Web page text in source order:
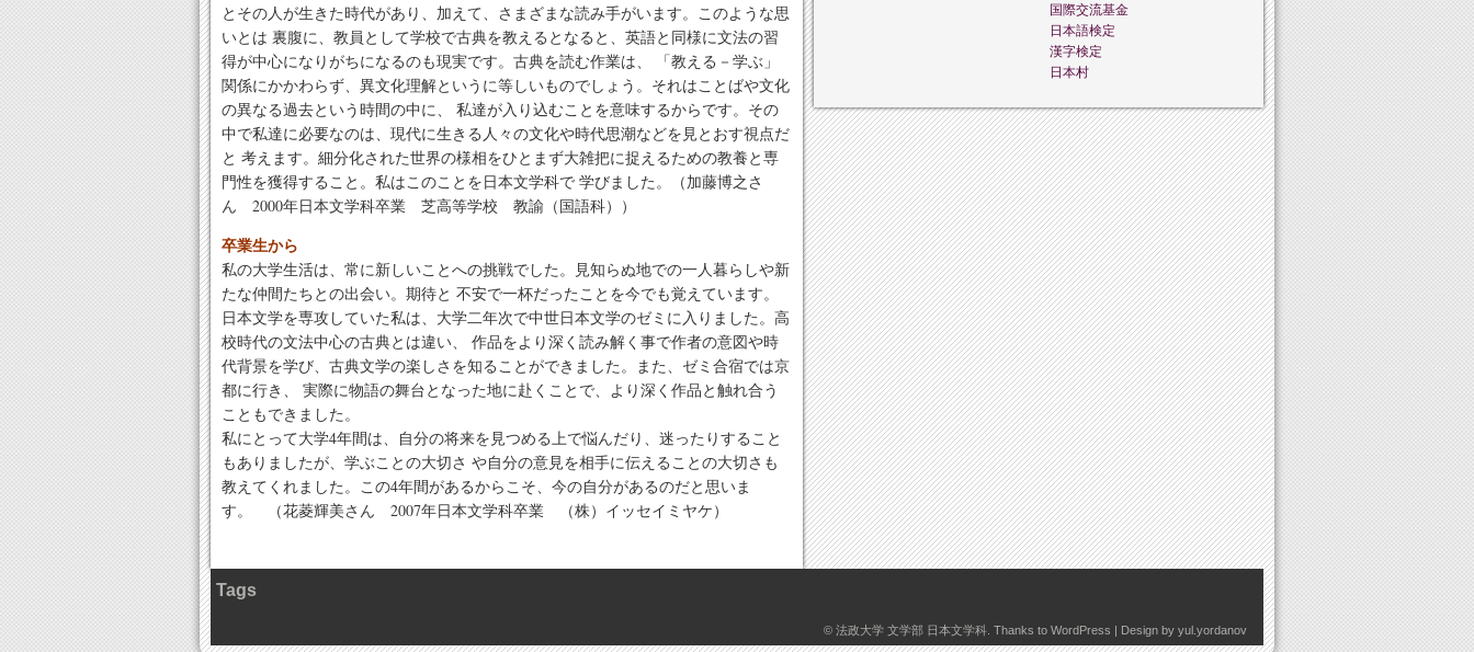
とその人が生きた時代があり、加えて、さまざまな読み手がいます。このような思
いとは 裏腹に、教員として学校で古典を教えるとなると、英語と同様に文法の習
得が中心になりがちになるのも現実です。古典を読む作業は、 「教える－学ぶ」
関係にかかわらず、異文化理解というに等しいものでしょう。それはことばや文化
の異なる過去という時間の中に、 私達が入り込むことを意味するからです。その
中で私達に必要なのは、現代に生きる人々の文化や時代思潮などを見とおす視点だ
と 考えます。細分化された世界の様相をひとまず大雑把に捉えるための教養と専
門性を獲得すること。私はこのことを日本文学科で 学びました。（加藤博之さ
ん 2000年日本文学科卒業 芝高等学校 教諭（国語科））
卒業生から
私の大学生活は、常に新しいことへの挑戦でした。見知らぬ地での一人暮らしや新
たな仲間たちとの出会い。期待と 不安で一杯だったことを今でも覚えています。
日本文学を専攻していた私は、大学二年次で中世日本文学のゼミに入りました。高
校時代の文法中心の古典とは違い、 作品をより深く読み解く事で作者の意図や時
代背景を学び、古典文学の楽しさを知ることができました。また、ゼミ合宿では京
都に行き、 実際に物語の舞台となった地に赴くことで、より深く作品と触れ合う
こともできました。
私にとって大学4年間は、自分の将来を見つめる上で悩んだり、迷ったりすること
もありましたが、学ぶことの大切さ や自分の意見を相手に伝えることの大切さも
教えてくれました。この4年間があるからこそ、今の自分があるのだと思いま
す。 （花菱輝美さん 2007年日本文学科卒業 （株）イッセイミヤケ）
国際交流基金
日本語検定
漢字検定
日本村
Tags
© 法政大学 文学部 日本文学科 . Thanks to WordPress | Design by yul.yordanov